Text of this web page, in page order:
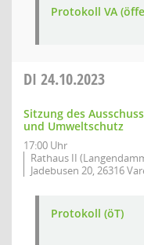
Protokoll VA
DI 24.10.2023
Sitzung des
und Umweltschutz
17:00 Uhr
Rathaus II
Jadebusen 20, 26316
Protokoll (öT)